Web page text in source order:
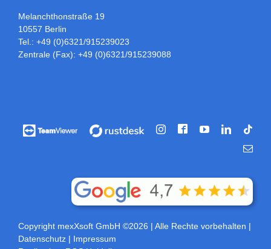
Melanchthonstraße 19
10557 Berlin
Tel.: +49 (0)6321/915239023
Zentrale (Fax): +49 (0)6321/915239088
Vorführung
/
Vorführung
InstagramFacebookYouTubeLinkedIn
E-
Copyright mexXsoft GmbH ©2026 | Alle Rechte vorbehalten |
Datenschutz | Impressum